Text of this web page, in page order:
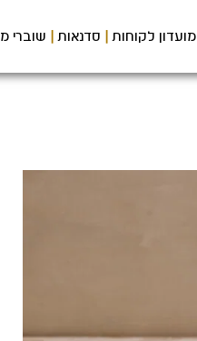
מועדון לקוחות סדנאות שוברי